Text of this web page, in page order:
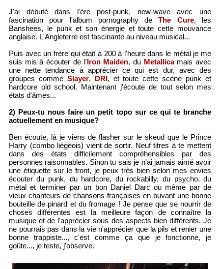
J'ai débuté dans l'ère post-punk, new-wave avec une
fascination pour l'album pornography deThe Cure, les
Banshees, le punk et son énergie et toute cette mouvance
anglaise. L'Angleterre est fascinante au niveau musical...
Puis avec un frère qui était à 200 à l'heure dans le métal je me
suis mis à écouter de l'Iron Maiden, du Metallicamais avec
une nette tendance à apprécier ce qui est dur, avec des
groupes comme Slayer, DRI, et toute cette scène punk et
hardcore old school. Maintenant j'écoute de tout selon mes
états d'âmes...
2) Peux-tu nous faire un petit topo sur ce qui te branche
actuellement en musique?
Ben écoute, là je viens de flasher sur le skeud que le Prince
Harry (combo liégeois) vient de sortir. Neuf titres à te mettent
dans des états difficilement compréhensibles par des
personnes raisonnables. Sinon tu sais je n'ai jamais aimé avoir
une étiquette sur le front, je peux très bien selon mes envies
écouter du punk, du hardcore, du rockabilly, du psycho, du
métal et terminer par un bon Daniel Darc ou même par de
vieux chanteurs de chansons françaises en buvant une bonne
bouteille de pinard et du fromage ! Je pense que se nourrir de
choses différentes est la meilleure façon de connaître la
musique et de l'apprécier sous des aspects bien différents. Je
ne pourrais pas dans la vie n'apprécier que la pils et renier une
bonne trappiste..., c'est comme ça que je fonctionne, je
goûte..., je teste, j'observe.